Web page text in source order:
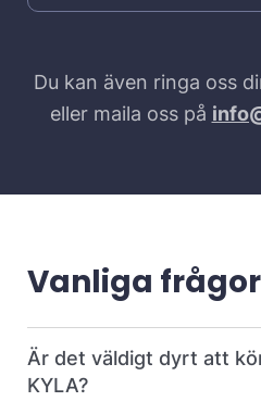
Du kan även ringa oss
eller maila oss på
Vanliga
Är det väldigt dyrt att
KYLA?